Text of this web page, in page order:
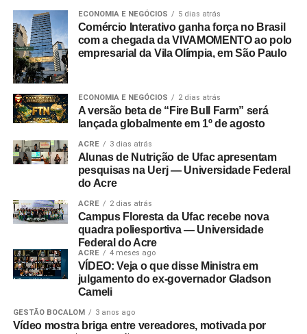
ECONOMIA E NEGÓCIOS 5 dias atrás
Comércio Interativo ganha força no Brasil
com a chegada da VIVAMOMENTO ao polo
empresarial da Vila Olímpia, em São Paulo
ECONOMIA E NEGÓCIOS 2 dias atrás
A versão beta de “Fire Bull Farm” será
lançada globalmente em 1º de agosto
ACRE 3 dias atrás
Alunas de Nutrição de Ufac apresentam
pesquisas na Uerj — Universidade Federal
do Acre
ACRE 2 dias atrás
Campus Floresta da Ufac recebe nova
quadra poliesportiva — Universidade
Federal do Acre
ACRE 4 meses ago
VÍDEO: Veja o que disse Ministra em
julgamento do ex-governador Gladson
Cameli
GESTÃO BOCALOM 3 anos ago
Vídeo mostra briga entre vereadores, motivada por